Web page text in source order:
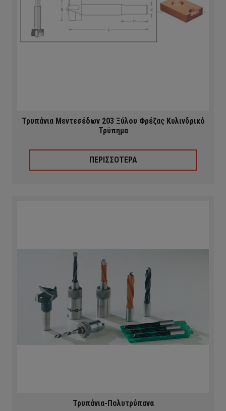
Τρυπάνια Μεντεσέδων 203 Ξύλου Φρέζας Κυλινδρικό
Τρύπημα
ΠΕΡΙΣΣΟΤΕΡΑ
Τρυπάνια-Πολυτρύπανα